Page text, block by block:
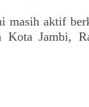
masih aktif
Kota Jambi,